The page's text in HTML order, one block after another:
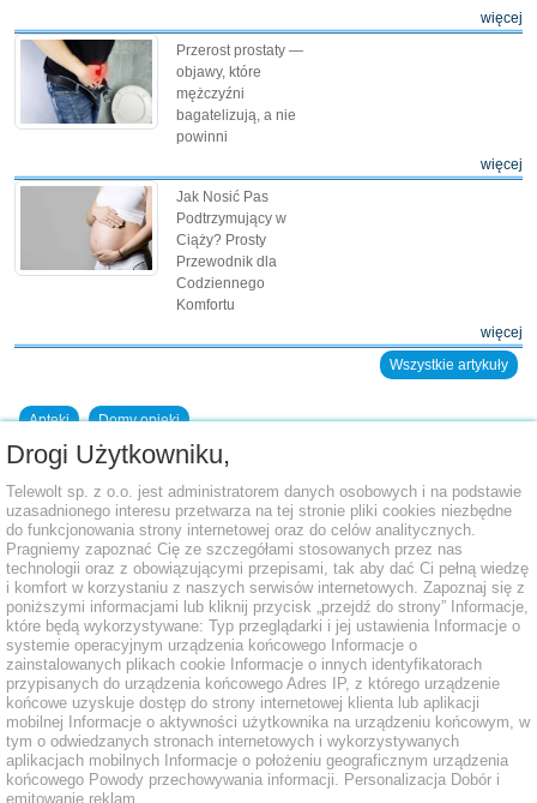
więcej
Przerost prostaty —
objawy, które
mężczyźni
bagatelizują, a nie
powinni
więcej
Jak Nosić Pas
Podtrzymujący w
Ciąży? Prosty
Przewodnik dla
Codziennego
Komfortu
więcej
Wszystkie artykuły
Apteki Domy opieki
Dodaj placówkę do bazy
Drogi Użytkowniku,
Telewolt sp. z o.o. jest administratorem danych osobowych i na podstawie
uzasadnionego interesu przetwarza na tej stronie pliki cookies niezbędne
do funkcjonowania strony internetowej oraz do celów analitycznych.
Pragniemy zapoznać Cię ze szczegółami stosowanych przez nas
technologii oraz z obowiązującymi przepisami, tak aby dać Ci pełną wiedzę
i komfort w korzystaniu z naszych serwisów internetowych. Zapoznaj się z
poniższymi informacjami lub kliknij przycisk „przejdź do strony” Informacje,
które będą wykorzystywane: Typ przeglądarki i jej ustawienia Informacje o
systemie operacyjnym urządzenia końcowego Informacje o
zainstalowanych plikach cookie Informacje o innych identyfikatorach
przypisanych do urządzenia końcowego Adres IP, z którego urządzenie
końcowe uzyskuje dostęp do strony internetowej klienta lub aplikacji
mobilnej Informacje o aktywności użytkownika na urządzeniu końcowym, w
tym o odwiedzanych stronach internetowych i wykorzystywanych
aplikacjach mobilnych Informacje o położeniu geograficznym urządzenia
końcowego Powody przechowywania informacji. Personalizacja Dobór i
emitowanie reklam